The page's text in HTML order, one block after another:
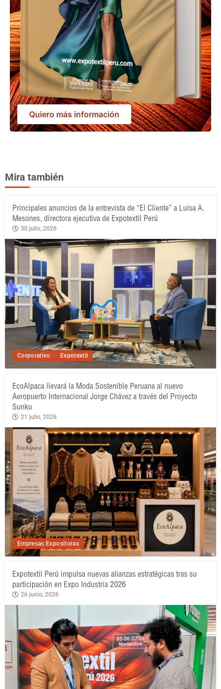
Quiero más información
Mira también
Corporativo Expotextil
Principales anuncios de la entrevista de “El Cliente” a Luisa A.
Mesones, directora ejecutiva de Expotextil Perú
30 julio, 2026
Empresas Expositoras
EcoAlpaca llevará la Moda Sostenible Peruana al nuevo
Aeropuerto Internacional Jorge Chávez a través del Proyecto
Sunku
21 julio, 2026
Expotextil Perú impulsa nuevas alianzas estratégicas tras su
participación en Expo Industria 2026
26 junio, 2026